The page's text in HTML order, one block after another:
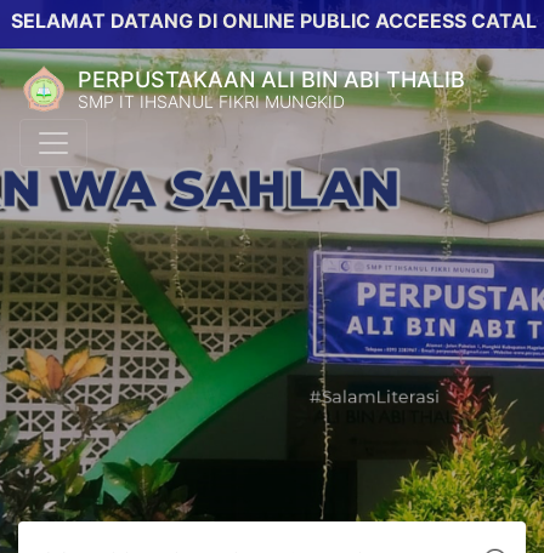
DATANG DI ONLINE PUBLIC ACCEESS CATALOG
PERPUSTAKAAN ALI BIN ABI THALIB
SMP IT IHSANUL FIKRI MUNGKID